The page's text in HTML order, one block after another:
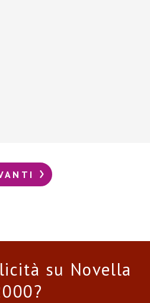
su Novella